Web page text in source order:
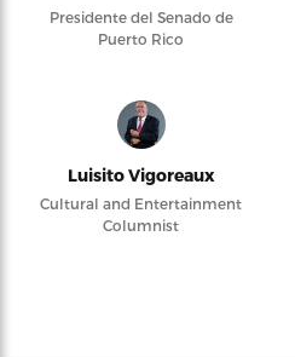
Presidente del Senado de
Puerto Rico
Luisito Vigoreaux
Cultural and Entertainment
Columnist